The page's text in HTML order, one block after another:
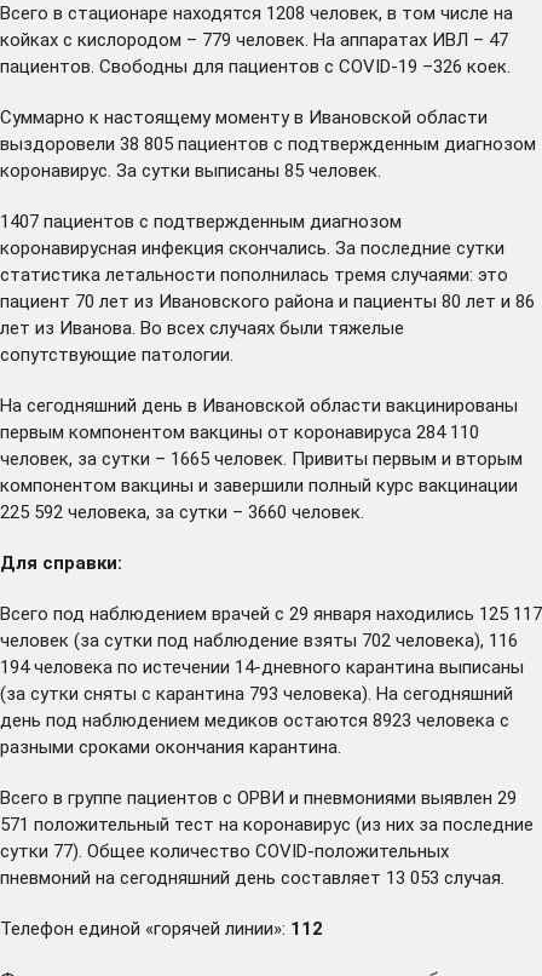
Всего в стационаре находятся 1208 человек, в том числе на
койках с кислородом – 779 человек. На аппаратах ИВЛ – 47
пациентов. Свободны для пациентов с COVID-19 –326 коек.
Суммарно к настоящему моменту в Ивановской области
выздоровели 38 805 пациентов с подтвержденным диагнозом
коронавирус. За сутки выписаны 85 человек.
1407 пациентов с подтвержденным диагнозом
коронавирусная инфекция скончались. За последние сутки
статистика летальности пополнилась тремя случаями: это
пациент 70 лет из Ивановского района и пациенты 80 лет и 86
лет из Иванова. Во всех случаях были тяжелые
сопутствующие патологии.
На сегодняшний день в Ивановской области вакцинированы
первым компонентом вакцины от коронавируса 284 110
человек, за сутки – 1665 человек. Привиты первым и вторым
компонентом вакцины и завершили полный курс вакцинации
225 592 человека, за сутки – 3660 человек.
Для справки:
Всего под наблюдением врачей с 29 января находились 125 117
человек (за сутки под наблюдение взяты 702 человека), 116
194 человека по истечении 14-дневного карантина выписаны
(за сутки сняты с карантина 793 человека). На сегодняшний
день под наблюдением медиков остаются 8923 человека с
разными сроками окончания карантина.
Всего в группе пациентов с ОРВИ и пневмониями выявлен 29
571 положительный тест на коронавирус (из них за последние
сутки 77). Общее количество COVID-положительных
пневмоний на сегодняшний день составляет 13 053 случая.
Телефон единой «горячей линии»: 112